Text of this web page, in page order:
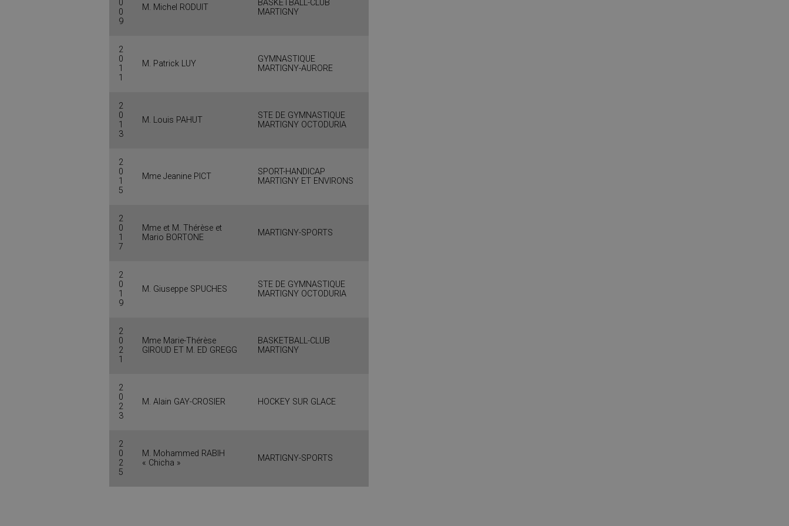
0
0
9
M. Michel RODUIT
BASKETBALL-CLUB
MARTIGNY
2
0
1
1
M. Patrick LUY
GYMNASTIQUE
MARTIGNY-AURORE
2
0
1
3
M. Louis PAHUT
STE DE GYMNASTIQUE
MARTIGNY OCTODURIA
2
0
1
5
Mme Jeanine PICT
SPORT-HANDICAP
MARTIGNY ET ENVIRONS
2
0
1
7
Mme et M. Thérèse et
Mario BORTONE
MARTIGNY-SPORTS
2
0
1
9
M. Giuseppe SPUCHES
STE DE GYMNASTIQUE
MARTIGNY OCTODURIA
2
0
2
1
Mme Marie-Thérèse
GIROUD ET M. ED GREGG
BASKETBALL-CLUB
MARTIGNY
2
0
2
3
M. Alain GAY-CROSIER HOCKEY SUR GLACE
2
0
2
5
M. Mohammed RABIH
« Chicha »
MARTIGNY-SPORTS